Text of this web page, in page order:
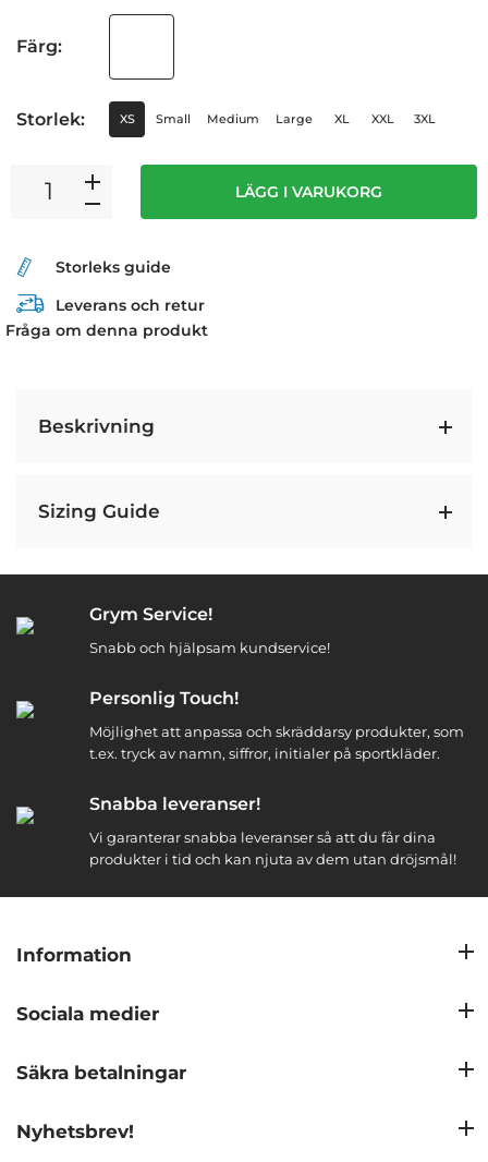
Färg:
Storlek: XS Small Medium Large XL XXL 3XL
LÄGG I VARUKORG
Storleks guide
Leverans och retur
Fråga om denna produkt
Beskrivning
Sizing Guide
Grym Service!
Snabb och hjälpsam kundservice!
Personlig Touch!
Möjlighet att anpassa och skräddarsy produkter, som
t.ex. tryck av namn, siffror, initialer på sportkläder.
Snabba leveranser!
Vi garanterar snabba leveranser så att du får dina
produkter i tid och kan njuta av dem utan dröjsmål!
Information
Sociala medier
Säkra betalningar
Nyhetsbrev!